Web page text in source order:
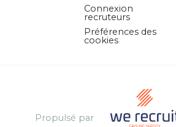
Connexion
recruteurs
Préférences des
cookies
Propulsé par